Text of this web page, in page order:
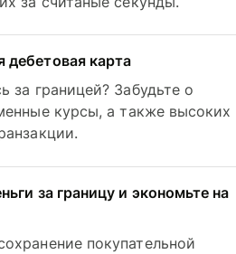
карта
за границей? Забудьте о
курсы, а также высоких
за границу и экономьте на
покупательной